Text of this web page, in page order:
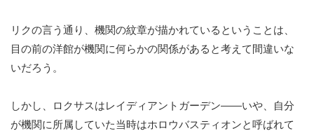
リクの言う通り、機関の紋章が描かれているということは、
目の前の洋館が機関に何らかの関係があると考えて間違いな
いだろう。
しかし、ロクサスはレイディアントガーデン——いや、自分
が機関に所属していた当時はホロウバスティオンと呼ばれて